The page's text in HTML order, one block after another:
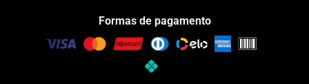
Formas de pagamento